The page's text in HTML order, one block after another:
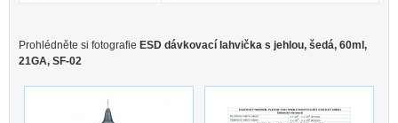
Prohlédněte si fotografie ESD dávkovací lahvička s jehlou, šedá, 60ml,
21GA, SF-02